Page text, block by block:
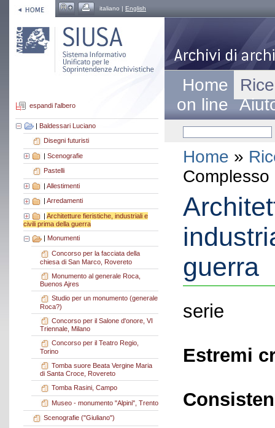
italiano | English
espandi l'albero
| Baldessari Luciano
Disegni futuristi
| Scenografie
Pastelli
| Allestimenti
Arredamenti
| Architetture fieristiche, industriali e
civili prima della guerra
Monumenti
Concorso per la facciata della
chiesa di San Marco, Rovereto
Monumento al generale Roca,
Buenos Ajres
Studio per un monumento (generale
Roca?)
Concorso per il Salone d'onore, VI
Triennale, Milano
Concorso per il Teatro Regio,
Torino
Tomba suore Beata Vergine Maria
di Santa Croce, Rovereto
Tomba Rasini, Campo
Museo - monumento "Alpini", Trento
Scenografie ("Giuliano")
Home
on line
Home »
guerra
serie
Estremi